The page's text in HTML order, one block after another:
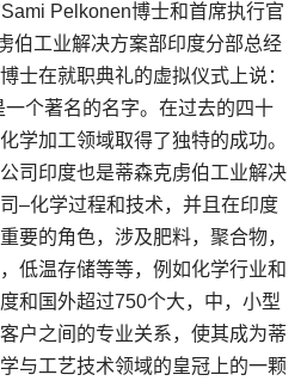
Pelkonen博士和首席执行官
伯工业解决方案部印度分部总经
士在就职典礼的虚拟仪式上说：
一个著名的名字。在过去的四十
学加工领域取得了独特的成功。
司印度也是蒂森克虏伯工业解决
–化学过程和技术，并且在印度
要的角色，涉及肥料，聚合物，
低温存储等等，例如化学行业和
和国外超过750个大，中，小型
户之间的专业关系，使其成为蒂
与工艺技术领域的皇冠上的一颗